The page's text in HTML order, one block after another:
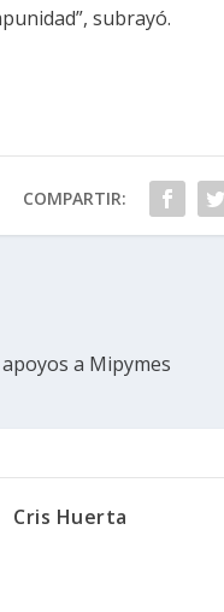
subrayó.
COMPARTIR:
a Mipymes
Cris Huerta